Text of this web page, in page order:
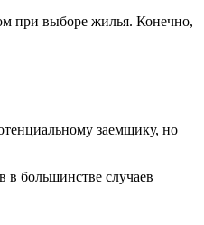
при выборе жилья. Конечно,
заемщику, но
в большинстве случаев